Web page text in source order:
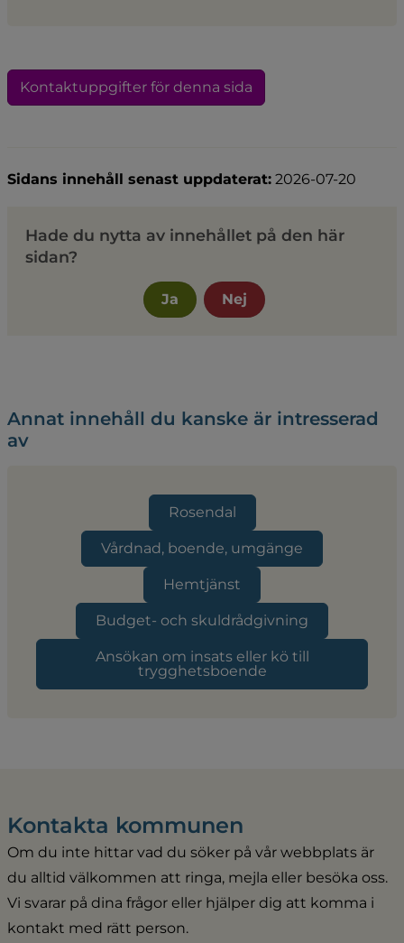
Kontaktuppgifter för denna sida
Sidans innehåll senast uppdaterat: 2026-07-20
Hade du nytta av innehållet på den här
sidan?
Ja Nej
Annat innehåll du kanske är intresserad
av
Rosendal
Vårdnad, boende, umgänge
Hemtjänst
Budget- och skuldrådgivning
Ansökan om insats eller kö till
trygghetsboende
Kontakta kommunen
Om du inte hittar vad du söker på vår webbplats är
du alltid välkommen att ringa, mejla eller besöka oss.
Vi svarar på dina frågor eller hjälper dig att komma i
kontakt med rätt person.